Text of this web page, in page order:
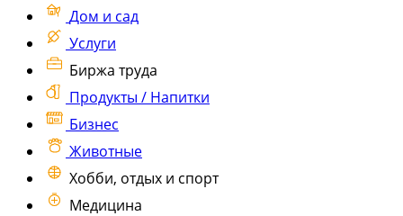
Дом и сад
Услуги
Биржа труда
Продукты / Напитки
Бизнес
Животные
Хобби, отдых и спорт
Медицина